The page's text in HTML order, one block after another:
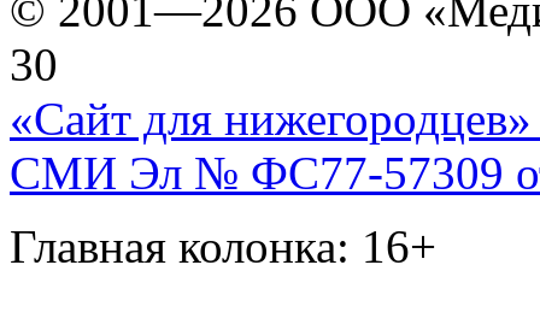
© 2001—2026 ООО
30
«Сайт для нижегородцев»
СМИ Эл № ФС77-57309
Главная колонка: 16+